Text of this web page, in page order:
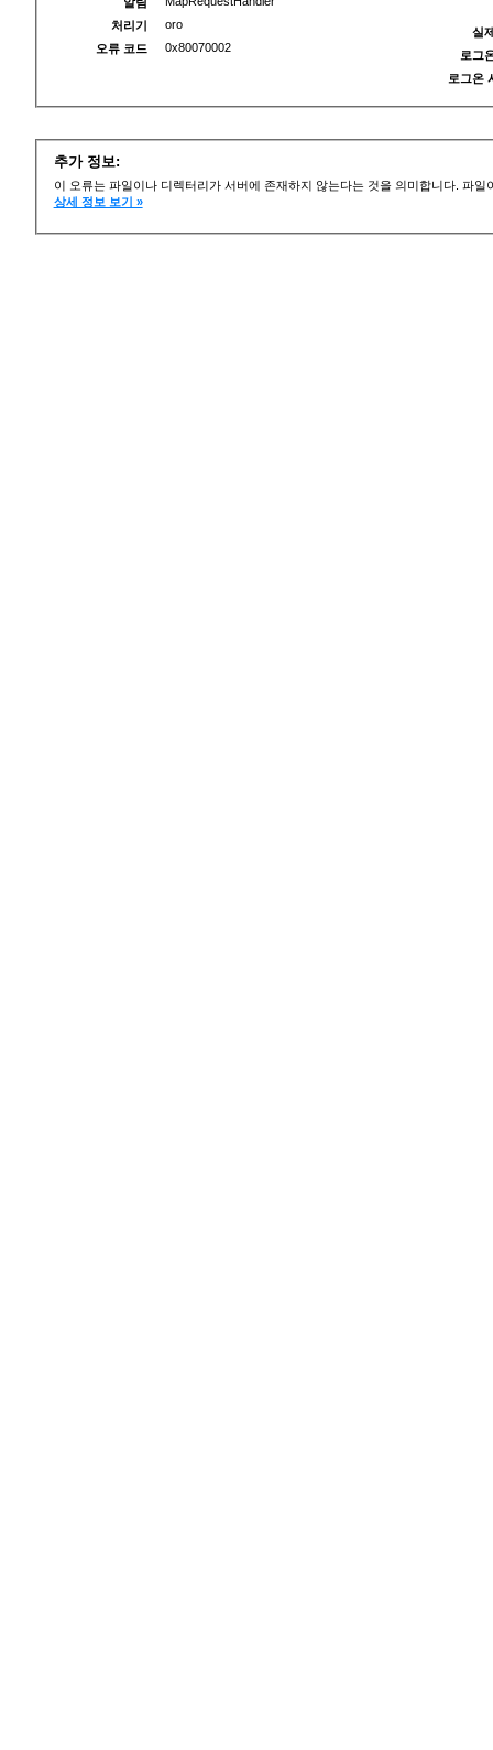
처리기
oro
오류 코드
0x80070002
실
로그
로그온
추가 정보:
이 오류는 파일이나 디렉터리가 서버에 존재하지 않는다는 것을 의미합니다. 파
상세 정보 보기 »